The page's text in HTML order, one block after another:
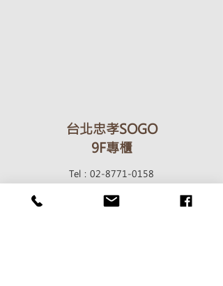
​台北忠孝SOGO
9F專櫃
Tel：02-8771-0158